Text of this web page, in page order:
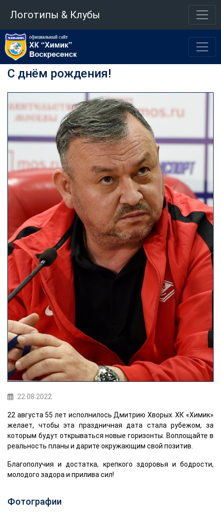
Логотипы & Клубы
С днём рождения!
22.08.2022
22 августа 55 лет исполнилось Дмитрию Хворых. ХК «Химик»
желает, чтобы эта праздничная дата стала рубежом, за
которым будут открываться новые горизонты. Воплощайте в
реальность планы и дарите окружающим свой позитив.
Благополучия и достатка, крепкого здоровья и бодрости,
молодого задора и прилива сил!
Фотографии